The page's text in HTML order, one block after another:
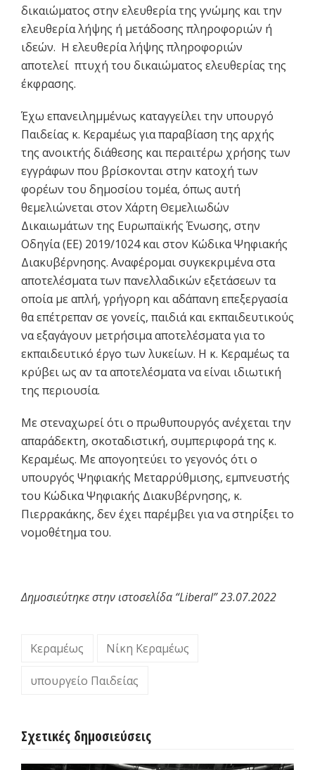
δικαιώματος στην ελευθερία της γνώμης και την
ελευθερία λήψης ή μετάδοσης πληροφοριών ή
ιδεών. Η ελευθερία λήψης πληροφοριών
αποτελεί πτυχή του δικαιώματος ελευθερίας της
έκφρασης.
Έχω επανειλημμένως καταγγείλει την υπουργό
Παιδείας κ. Κεραμέως για παραβίαση της αρχής
της ανοικτής διάθεσης και περαιτέρω χρήσης των
εγγράφων που βρίσκονται στην κατοχή των
φορέων του δημοσίου τομέα, όπως αυτή
θεμελιώνεται στον Χάρτη Θεμελιωδών
Δικαιωμάτων της Ευρωπαϊκής Ένωσης, στην
Οδηγία (ΕΕ) 2019/1024 και στον Κώδικα Ψηφιακής
Διακυβέρνησης. Αναφέρομαι συγκεκριμένα στα
αποτελέσματα των πανελλαδικών εξετάσεων τα
οποία με απλή, γρήγορη και αδάπανη επεξεργασία
θα επέτρεπαν σε γονείς, παιδιά και εκπαιδευτικούς
να εξαγάγουν μετρήσιμα αποτελέσματα για το
εκπαιδευτικό έργο των λυκείων. Η κ. Κεραμέως τα
κρύβει ως αν τα αποτελέσματα να είναι ιδιωτική
της περιουσία.
Με στεναχωρεί ότι ο πρωθυπουργός ανέχεται την
απαράδεκτη, σκοταδιστική, συμπεριφορά της κ.
Κεραμέως. Με απογοητεύει το γεγονός ότι ο
υπουργός Ψηφιακής Μεταρρύθμισης, εμπνευστής
του Κώδικα Ψηφιακής Διακυβέρνησης, κ.
Πιερρακάκης, δεν έχει παρέμβει για να στηρίξει το
νομοθέτημα του.
Δημοσιεύτηκε στην ιστοσελίδα “Liberal” 23.07.2022
Κεραμέως Νίκη Κεραμέως
υπουργείο Παιδείας
Σχετικές δημοσιεύσεις